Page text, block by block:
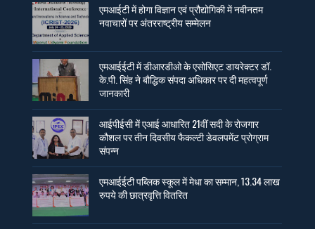
एमआईटी में होगा विज्ञान एवं प्रौद्योगिकी में नवीनतम
नवाचारों पर अंतरराष्ट्रीय सम्मेलन
एमआईईटी में डीआरडीओ के एसोसिएट डायरेक्टर डॉ.
के.पी. सिंह ने बौद्धिक संपदा अधिकार पर दी महत्वपूर्ण
जानकारी
आईपीईसी में एआई आधारित 21वीं सदी के रोजगार
कौशल पर तीन दिवसीय फैकल्टी डेवलपमेंट प्रोग्राम
संपन्न
एमआईईटी पब्लिक स्कूल में मेधा का सम्मान, 13.34 लाख
रुपये की छात्रवृत्ति वितरित